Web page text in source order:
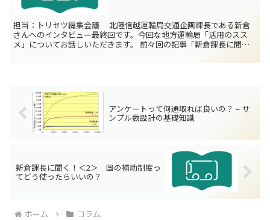
担当：トリセツ編集会議 北陸信越運輸局交通企画課長である新倉
さんへのインタビュー最終回です。今回な地方運輸局「活用のスス
メ」についてお話しいただきます。 前々回の記事「新倉課長に聞
アンケートって何通取れば良いの？ – サ
ンプル数設計の基礎知識
新倉課長に聞く！＜2＞ 国の補助制度っ
てどう使ったらいいの？
ホーム コラム